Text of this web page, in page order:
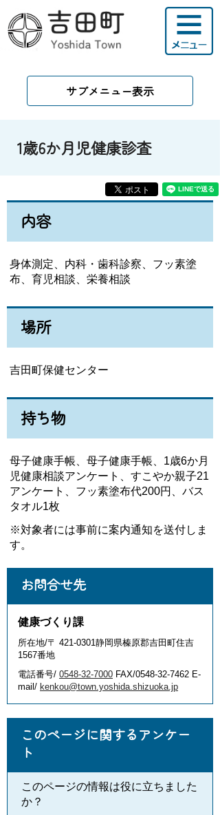
サブメニュー表示
1歳6か月児健康診査
内容
身体測定、内科・歯科診察、フッ素塗
布、育児相談、栄養相談
場所
吉田町保健センター
持ち物
母子健康手帳、母子健康手帳、1歳6か月
児健康相談アンケート、すこやか親子21
アンケート、フッ素塗布代200円、バス
タオル1枚
※対象者には事前に案内通知を送付しま
す。
お問合せ先
健康づくり課
所在地/〒 421-0301静岡県榛原郡吉田町住吉
1567番地
電話番号/ 0548-32-7000 FAX/0548-32-7462 E-
mail/ kenkou@town.yoshida.shizuoka.jp
このページに関するアンケー
ト
このページの情報は役に立ちました
か？